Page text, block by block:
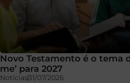
Novo Testamento é o tema
me’ para 2027
Notícias31/07/2026